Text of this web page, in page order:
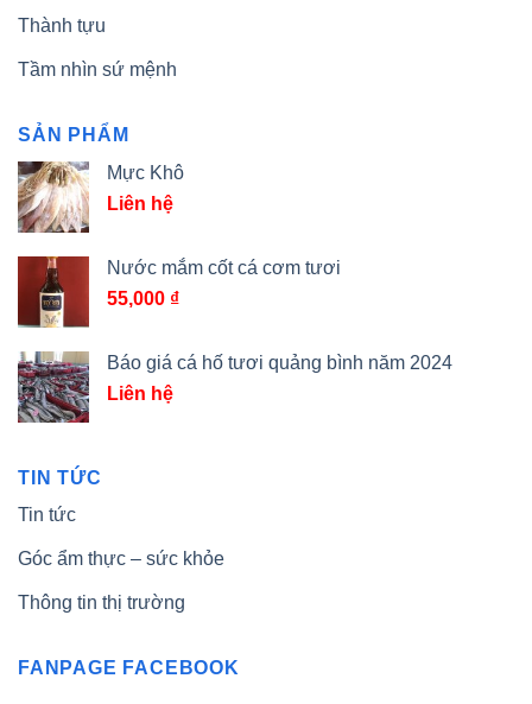
Thành tựu
Tầm nhìn sứ mệnh
SẢN PHẨM
Mực Khô
Liên hệ
Nước mắm cốt cá cơm tươi
55,000 ₫
Báo giá cá hố tươi quảng bình năm 2024
Liên hệ
TIN TỨC
Tin tức
Góc ẩm thực – sức khỏe
Thông tin thị trường
FANPAGE FACEBOOK